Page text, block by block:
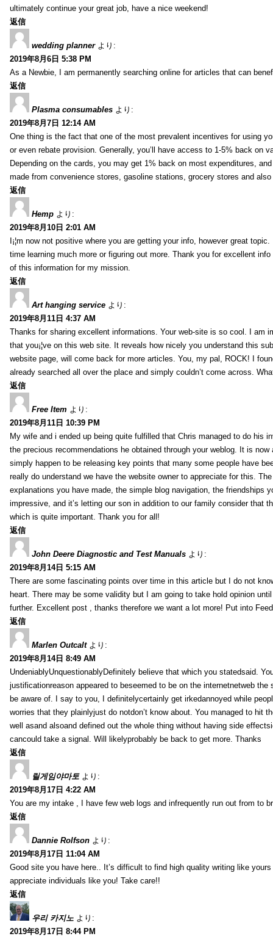
ultimately continue your great job, have a nice weekend!
返信
wedding planner より:
2019年8月6日 5:38 PM
As a Newbie, I am permanently searching online for articles that can
返信
Plasma consumables より:
2019年8月7日 12:14 AM
One thing is the fact that one of the most prevalent incentives for using
or even rebate provision. Generally, you’ll have access to 1-5% back on
Depending on the cards, you may get 1% back on most expenditures,
made from convenience stores, gasoline stations, grocery stores and also
返信
Hemp より:
2019年8月10日 2:01 AM
I¡¦m now not positive where you are getting your info, however great
time learning much more or figuring out more. Thank you for excellent
of this information for my mission.
返信
Art hanging service より:
2019年8月11日 4:37 AM
Thanks for sharing excellent informations. Your web-site is so cool. I am
that you¡¦ve on this web site. It reveals how nicely you understand this
website page, will come back for more articles. You, my pal, ROCK! I
already searched all over the place and simply couldn’t come across.
返信
Free Item より:
2019年8月11日 10:39 PM
My wife and i ended up being quite fulfilled that Chris managed to do his
the precious recommendations he obtained through your weblog. It is now
simply happen to be releasing key points that many some people have
really do understand we have the website owner to appreciate for this.
explanations you have made, the simple blog navigation, the friendships
impressive, and it’s letting our son in addition to our family consider that
which is quite important. Thank you for all!
返信
John Deere Diagnostic and Test Manuals より:
2019年8月14日 5:15 AM
There are some fascinating points over time in this article but I do not
heart. There may be some validity but I am going to take hold opinion
further. Excellent post , thanks therefore we want a lot more! Put into
返信
Marlen Outcalt より:
2019年8月14日 8:49 AM
UndeniablyUnquestionablyDefinitely believe that which you statedsaid.
justificationreason appeared to beseemed to be on the internetnetweb
be aware of. I say to you, I definitelycertainly get irkedannoyed while
worries that they plainlyjust do notdon’t know about. You managed to hit
well asand alsoand defined out the whole thing without having side
cancould take a signal. Will likelyprobably be back to get more. Thanks
返信
릴게임야마토 より:
2019年8月17日 4:22 AM
You are my intake , I have few web logs and infrequently run out from to
返信
Dannie Rolfson より:
2019年8月17日 11:04 AM
Good site you have here.. It’s difficult to find high quality writing like
appreciate individuals like you! Take care!!
返信
우리 카지노 より:
2019年8月17日 8:44 PM